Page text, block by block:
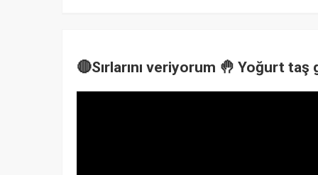
🔴Sırlarını veriyorum 🤚 Yoğurt taş